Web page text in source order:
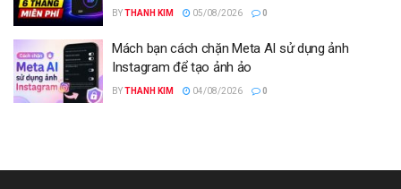
BYTHANH KIM 05/08/2026 0
Mách bạn cách chặn Meta AI sử dụng ảnh
Instagram để tạo ảnh ảo
BYTHANH KIM 04/08/2026 0